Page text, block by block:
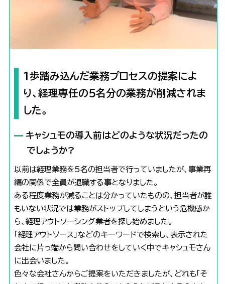
1歩踏み込んだ業務プロセスの提案によ
り、経理専任の5名分の業務が削減されま
した。
キャシュモの導入前はどのような状況だったの
でしょうか?
以前は経理業務を5名の担当者で行っていましたが、事業再
編の関係で全員が退職する事となりました。
ある程度業務が減ることは分かっていたものの、担当者が誰
もいない状況では業務がストップしてしまうという危機感か
ら、経理アウトソーシング業者を探し始めました。
「経理アウトソース」などのキーワードで検索し、表示された
会社に片っ端から問い合わせをしていく中でキャシュモさん
に出会いました。
色々な会社さんからご提案をいただきましたが、どれも「そ